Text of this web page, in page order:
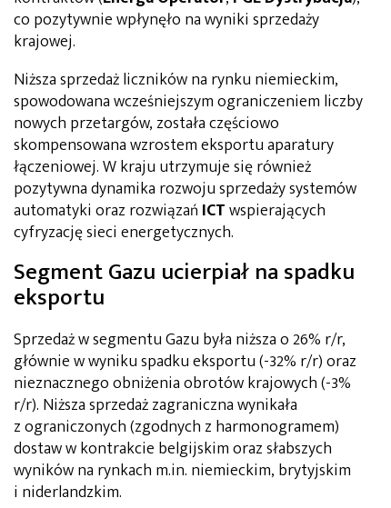
co pozytywnie wpłynęło na wyniki sprzedaży
krajowej.
Niższa sprzedaż liczników na rynku niemieckim,
spowodowana wcześniejszym ograniczeniem liczby
nowych przetargów, została częściowo
skompensowana wzrostem eksportu aparatury
łączeniowej. W kraju utrzymuje się również
pozytywna dynamika rozwoju sprzedaży systemów
automatyki oraz rozwiązań ICTwspierających
cyfryzację sieci energetycznych.
Segment Gazu ucierpiał na spadku
eksportu
Sprzedaż w segmentu Gazu była niższa o 26% r/r,
głównie w wyniku spadku eksportu (-32% r/r) oraz
nieznacznego obniżenia obrotów krajowych (-3%
r/r). Niższa sprzedaż zagraniczna wynikała
z ograniczonych (zgodnych z harmonogramem)
dostaw w kontrakcie belgijskim oraz słabszych
wyników na rynkach m.in. niemieckim, brytyjskim
i niderlandzkim.